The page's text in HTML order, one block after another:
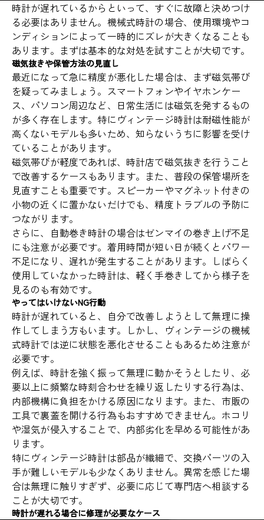
時計が遅れているからといって、すぐに故障と決めつけ
る必要はありません。機械式時計の場合、使用環境やコ
ンディションによって一時的にズレが大きくなることも
あります。まずは基本的な対処を試すことが大切です。
磁気抜きや保管方法の見直し
最近になって急に精度が悪化した場合は、まず磁気帯び
を疑ってみましょう。スマートフォンやイヤホンケー
ス、パソコン周辺など、日常生活には磁気を発するもの
が多く存在します。特にヴィンテージ時計は耐磁性能が
高くないモデルも多いため、知らないうちに影響を受け
ていることがあります。
磁気帯びが軽度であれば、時計店で磁気抜きを行うこと
で改善するケースもあります。また、普段の保管場所を
見直すことも重要です。スピーカーやマグネット付きの
小物の近くに置かないだけでも、精度トラブルの予防に
つながります。
さらに、自動巻き時計の場合はゼンマイの巻き上げ不足
にも注意が必要です。着用時間が短い日が続くとパワー
不足になり、遅れが発生することがあります。しばらく
使用していなかった時計は、軽く手巻きしてから様子を
見るのも有効です。
やってはいけないNG行動
時計が遅れていると、自分で改善しようとして無理に操
作してしまう方もいます。しかし、ヴィンテージの機械
式時計では逆に状態を悪化させることもあるため注意が
必要です。
例えば、時計を強く振って無理に動かそうとしたり、必
要以上に頻繁な時刻合わせを繰り返したりする行為は、
内部機構に負担をかける原因になります。また、市販の
工具で裏蓋を開ける行為もおすすめできません。ホコリ
や湿気が侵入することで、内部劣化を早める可能性があ
ります。
特にヴィンテージ時計は部品が繊細で、交換パーツの入
手が難しいモデルも少なくありません。異常を感じた場
合は無理に触りすぎず、必要に応じて専門店へ相談する
ことが大切です。
時計が遅れる場合に修理が必要なケース